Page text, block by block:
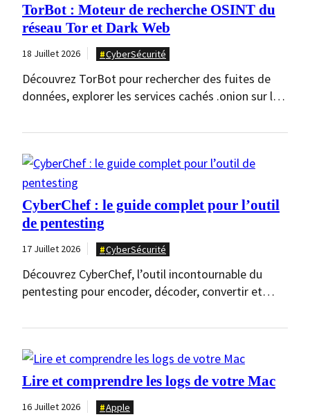
TorBot : Moteur de recherche OSINT du
réseau Tor et Dark Web
18 Juillet 2026 CyberSécurité
Découvrez TorBot pour rechercher des fuites de
données, explorer les services cachés .onion sur le
CyberChef : le guide complet pour l’outil
de pentesting
17 Juillet 2026 CyberSécurité
Découvrez CyberChef, l’outil incontournable du
pentesting pour encoder, décoder, convertir et
Lire et comprendre les logs de votre Mac
16 Juillet 2026 Apple